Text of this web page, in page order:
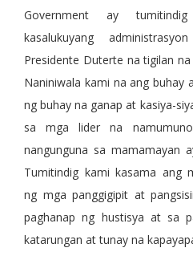
Government ay
kasalukuyang
Presidente Duterte na tigilan
Naniniwala kami na ang buhay
ng buhay na ganap at kasiya-
sa mga lider na
nangunguna sa mamamayan
Tumitindig kami kasama ang
ng mga panggigipit at
paghanap ng hustisya at sa
katarungan at tunay na